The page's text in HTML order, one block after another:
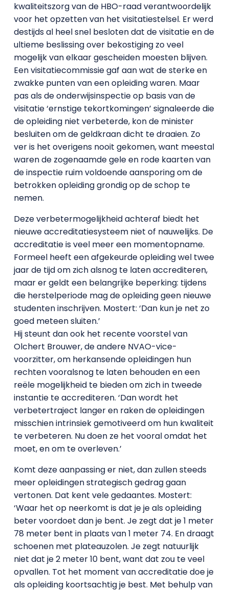
kwaliteitszorg van de HBO-raad verantwoordelijk
voor het opzetten van het visitatiestelsel. Er werd
destijds al heel snel besloten dat de visitatie en de
ultieme beslissing over bekostiging zo veel
mogelijk van elkaar gescheiden moesten blijven.
Een visitatiecommissie gaf aan wat de sterke en
zwakke punten van een opleiding waren. Maar
pas als de onderwijsinspectie op basis van de
visitatie ‘ernstige tekortkomingen’ signaleerde die
de opleiding niet verbeterde, kon de minister
besluiten om de geldkraan dicht te draaien. Zo
ver is het overigens nooit gekomen, want meestal
waren de zogenaamde gele en rode kaarten van
de inspectie ruim voldoende aansporing om de
betrokken opleiding grondig op de schop te
nemen.
Deze verbetermogelijkheid achteraf biedt het
nieuwe accreditatiesysteem niet of nauwelijks. De
accreditatie is veel meer een momentopname.
Formeel heeft een afgekeurde opleiding wel twee
jaar de tijd om zich alsnog te laten accrediteren,
maar er geldt een belangrijke beperking: tijdens
die herstelperiode mag de opleiding geen nieuwe
studenten inschrijven. Mostert: ‘Dan kun je net zo
goed meteen sluiten.’
Hij steunt dan ook het recente voorstel van
Olchert Brouwer, de andere NVAO-vice-
voorzitter, om herkansende opleidingen hun
rechten vooralsnog te laten behouden en een
reële mogelijkheid te bieden om zich in tweede
instantie te accrediteren. ‘Dan wordt het
verbetertraject langer en raken de opleidingen
misschien intrinsiek gemotiveerd om hun kwaliteit
te verbeteren. Nu doen ze het vooral omdat het
moet, en om te overleven.’
Komt deze aanpassing er niet, dan zullen steeds
meer opleidingen strategisch gedrag gaan
vertonen. Dat kent vele gedaantes. Mostert:
‘Waar het op neerkomt is dat je je als opleiding
beter voordoet dan je bent. Je zegt dat je 1 meter
78 meter bent in plaats van 1 meter 74. En draagt
schoenen met plateauzolen. Je zegt natuurlijk
niet dat je 2 meter 10 bent, want dat zou te veel
opvallen. Tot het moment van accreditatie doe je
als opleiding koortsachtig je best. Met behulp van